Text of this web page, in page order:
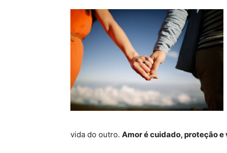
vida do outro. Amor é cuidado, proteção e